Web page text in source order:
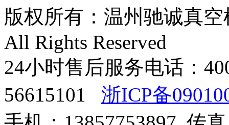
版权所有：温州驰诚真
All Rights Reserved
24小时售后服务电话：
56615101 浙ICP备